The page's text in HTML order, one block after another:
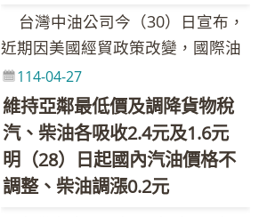
0.0 0.0 2.2 柴油 1.6 0.0 0.0 1.6
本週依油價公式及政府調降貨物稅
整國內油價，並持續以亞鄰國家最
低價及平穩措施運作，協助穩定國
內油價，114年累計至4月底止，台
灣中油共吸收約41.16億元。調價後
各式油品參考零售價格調幅及調整
達啟動平穩措施門檻，國內汽、柴
油實際每公升價格調降1.1元及1.4
元。吸收金額如下表： 吸收金額／
每公升 政府調降貨物稅 維持亞鄰國
家最低價 平穩措施 合計 汽油 2.2
0.0 0.0 2.2 柴油 1.6 0.0 0.0 1.6
本週依油價公式及政府調降貨物稅
(汽、柴油每公升各共2元及1.5元)調
石油氣價格每月檢討調整機制」辦
理。依公式計算結果，114年5月份
液化石油氣每公斤應調降0.9元，惟
為配合政府穩定物價政策，尚未調
足之吸收金額達每公斤16.5元，故
114年5月份液化石油氣價格不調
整，先回補部分吸收金額；未回補
台灣中油公司今（30）日宣布，
近期因美國經貿政策改變，國際油
氣價格微幅回落，惟因未來市場變
化具高度不確定性，油氣價格趨勢
仍待密切觀察。考量照顧民生及配
合政府穩定物價政策，114年5月各
類天然氣用戶價格不調整。 台灣
中油110年至113年天然氣政策性吸
維持亞鄰最低價及調降貨物稅
汽、柴油各吸收2.4元及1.6元
明（28）日起國內汽油價格不
調整、柴油調漲0.2元
114-04-27